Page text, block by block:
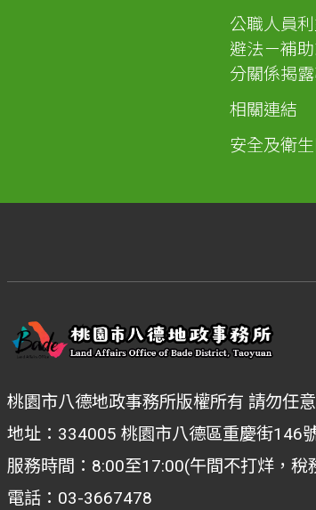
公職人員
避法－補
分關係揭
相關連結
安全及衛
桃園市八德地政事務所版權所有 請勿任
地址：334005 桃園市八德區重慶街146
服務時間：8:00至17:00(午間不打烊，
電話：03-3667478